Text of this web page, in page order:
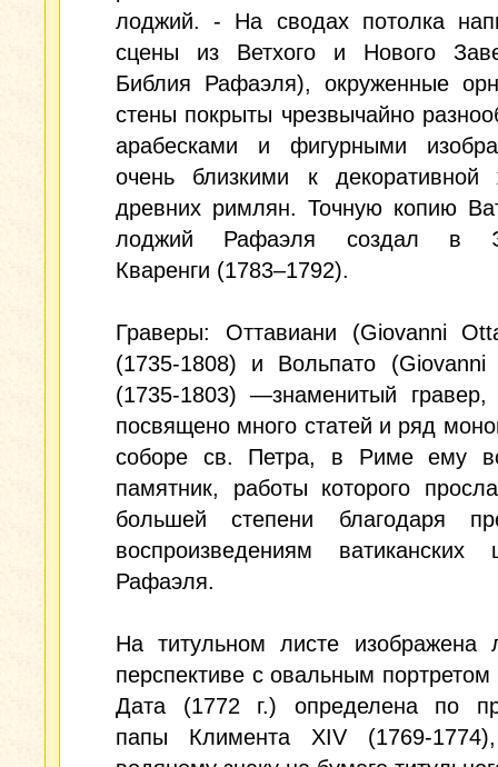
лоджий. - На сводах потолка
сцены из Ветхого и Нового
Библия Рафаэля), окруженные
стены покрыты чрезвычайно
арабесками и фигурными
очень близкими к декоративной
древних римлян. Точную копию
лоджий Рафаэля создал в
Кваренги (1783–1792).
Граверы: Оттавиани (Giovanni
(1735-1808) и Вольпато
(1735-1803) —знаменитый гравер,
посвящено много статей и ряд
соборе св. Петра, в Риме ему
памятник, работы которого
большей степени благодаря
воспроизведениям ватиканских
Рафаэля.
На титульном листе изображена
перспективе с овальным
Дата (1772 г.) определена по
папы Климента XIV (1769-